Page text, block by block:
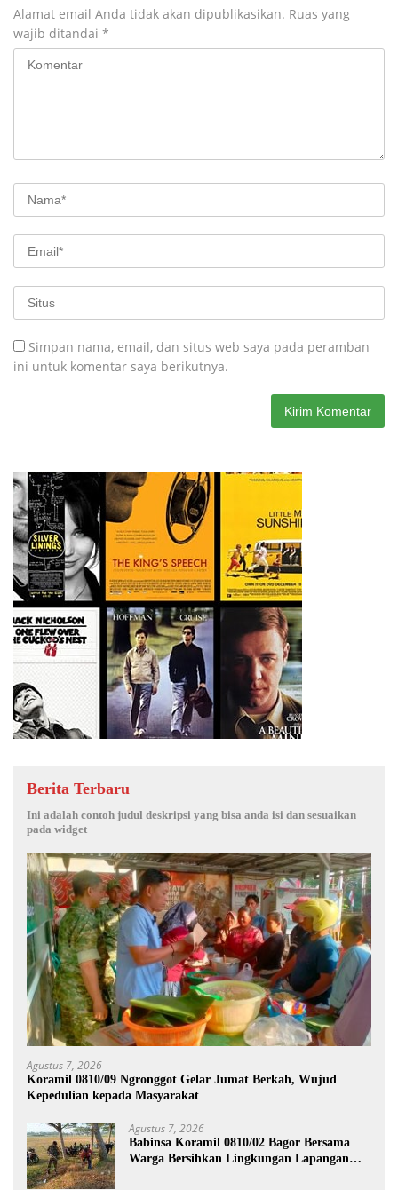
Alamat email Anda tidak akan dipublikasikan. Ruas yang
wajib ditandai *
Simpan nama, email, dan situs web saya pada peramban
ini untuk komentar saya berikutnya.
Berita Terbaru
Ini adalah contoh judul deskripsi yang bisa anda isi dan sesuaikan
pada widget
Agustus 7, 2026
Koramil 0810/09 Ngronggot Gelar Jumat Berkah, Wujud
Kepedulian kepada Masyarakat
Agustus 7, 2026
Babinsa Koramil 0810/02 Bagor Bersama
Warga Bersihkan Lingkungan Lapangan